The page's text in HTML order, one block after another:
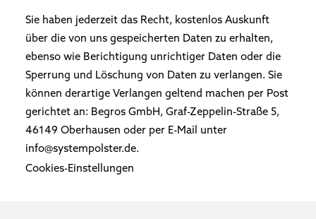
Sie haben jederzeit das Recht, kostenlos Auskunft
über die von uns gespeicherten Daten zu erhalten,
ebenso wie Berichtigung unrichtiger Daten oder die
Sperrung und Löschung von Daten zu verlangen. Sie
können derartige Verlangen geltend machen per Post
gerichtet an: Begros GmbH, Graf-Zeppelin-Straße 5,
46149 Oberhausen oder per E-Mail unter
info@systempolster.de.
Cookies-Einstellungen